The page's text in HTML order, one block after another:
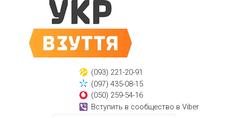
(093) 221-20-91
(097) 435-08-15
(050) 259-54-16
Вступить в сообщество в Viber